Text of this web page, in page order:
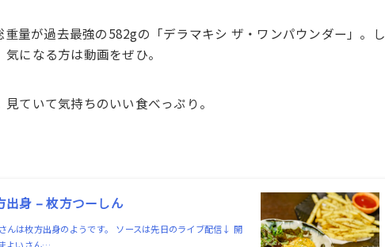
量が過去最強の582gの「デラマキシ ザ・ワンパウンダー」。し
になる方は動画をぜひ。
ていて気持ちのいい食べっぷり。
出身 – 枚方つーしん
んは枚方出身のようです。 ソースは先日のライブ配信↓ 開
よいさん…